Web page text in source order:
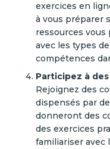
exercices en
à vous préparer
ressources
avec les types
compétences
Participez à
Rejoignez des
dispensés par
donneront des
des exercices
familiariser avec